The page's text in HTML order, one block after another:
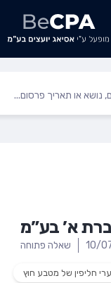
א’ בע”מ
שאלה פתוחה
חליפין של מטבע חוץ